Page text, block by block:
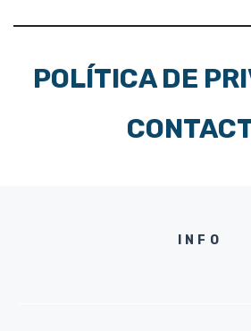
POLÍTICA DE
INFO